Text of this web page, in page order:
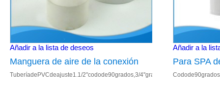
Añadir a la lista de deseos
Manguera de aire de la conexión
Spa piezas de PVC Pipe Fitting
TuberíadePVCdeajuste1.1/2"codode90grados,3/
Añadir a la
Para SPA